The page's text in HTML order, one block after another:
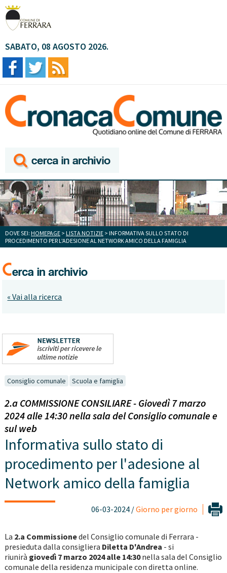
SABATO, 08 AGOSTO 2026.
DOVE SEI: HOMEPAGE > LISTA NOTIZIE > INFORMATIVA SULLO STATO DI
PROCEDIMENTO PER L'ADESIONE AL NETWORK AMICO DELLA FAMIGLIA
« Vai alla ricerca
Consiglio comunale Scuola e famiglia
2.a COMMISSIONE CONSILIARE - Giovedì 7 marzo
2024 alle 14:30 nella sala del Consiglio comunale e
sul web
Informativa sullo stato di
procedimento per l'adesione al
Network amico della famiglia
06-03-2024 /Giorno per giorno
La 2.a Commissionedel Consiglio comunale di Ferrara -
presieduta dalla consigliera Diletta D'Andrea - si
riunirà giovedì 7 marzo 2024 alle 14:30nella sala del Consiglio
comunale della residenza municipale con diretta online.